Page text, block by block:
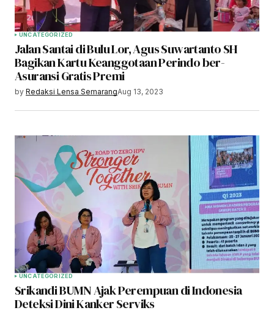
UNCATEGORIZED
Jalan Santai di Bulu Lor, Agus Suwartanto SH
Bagikan Kartu Keanggotaan Perindo ber-
Asuransi Gratis Premi
by Redaksi Lensa SemarangAug 13, 2023
UNCATEGORIZED
Srikandi BUMN Ajak Perempuan di Indonesia
Deteksi Dini Kanker Serviks